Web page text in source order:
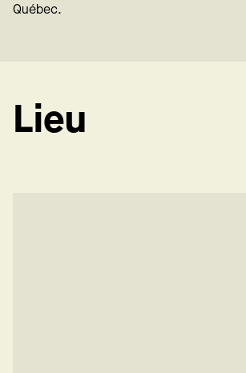
Québec.
Lieu